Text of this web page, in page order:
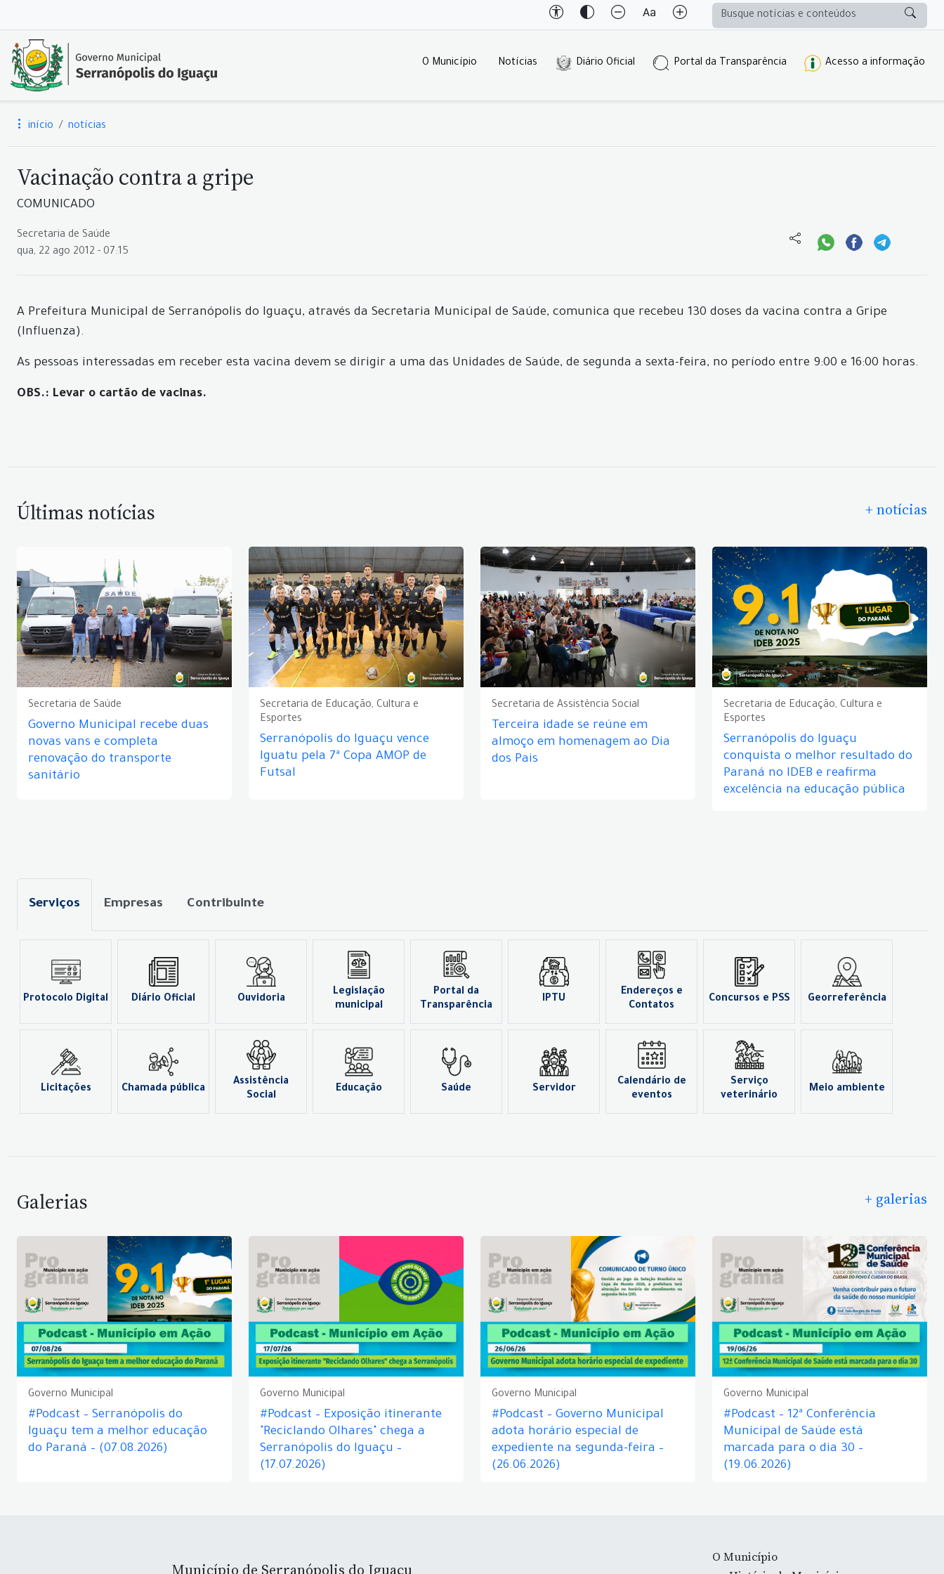
O Município Notícias Diário Oficial Portal da Transparência Acesso a informação
início notícias
Vacinação contra a gripe
COMUNICADO
Secretaria de Saúde
qua, 22 ago 2012 - 07:15
A Prefeitura Municipal de Serranópolis do Iguaçu, através da Secretaria Municipal de Saúde, comunica que recebeu 130 doses da vacina contra a Gripe
(Influenza).
As pessoas interessadas em receber esta vacina devem se dirigir a uma das Unidades de Saúde, de segunda a sexta-feira, no período entre 9:00 e 16:00 horas.
OBS.: Levar o cartão de vacinas.
Últimas notícias + notícias
Secretaria de Saúde
Governo Municipal recebe duas
novas vans e completa
renovação do transporte
sanitário
Secretaria de Educação, Cultura e
Esportes
Serranópolis do Iguaçu vence
Iguatu pela 7ª Copa AMOP de
Futsal
Secretaria de Assistência Social
Terceira idade se reúne em
almoço em homenagem ao Dia
dos Pais
Secretaria de Educação, Cultura e
Esportes
Serranópolis do Iguaçu
conquista o melhor resultado do
Paraná no IDEB e reafirma
excelência na educação pública
Serviços Empresas Contribuinte
Protocolo Digital Diário Oficial Ouvidoria
Legislação
municipal
Portal da
Transparência
IPTU
Endereços e
Contatos
Concursos e PSS Georreferência
Licitações Chamada pública
Assistência
Social
Educação Saúde Servidor
Calendário de
eventos
Serviço
veterinário
Meio ambiente
Galerias + galerias
Governo Municipal
#Podcast – Serranópolis do
Iguaçu tem a melhor educação
do Paraná – (07.08.2026)
Governo Municipal
#Podcast – Exposição itinerante
"Reciclando Olhares" chega a
Serranópolis do Iguaçu –
(17.07.2026)
Governo Municipal
#Podcast – Governo Municipal
adota horário especial de
expediente na segunda-feira –
(26.06.2026)
Governo Municipal
#Podcast – 12ª Conferência
Municipal de Saúde está
marcada para o dia 30 –
(19.06.2026)
Município de Serranópolis do Iguaçu
O Município